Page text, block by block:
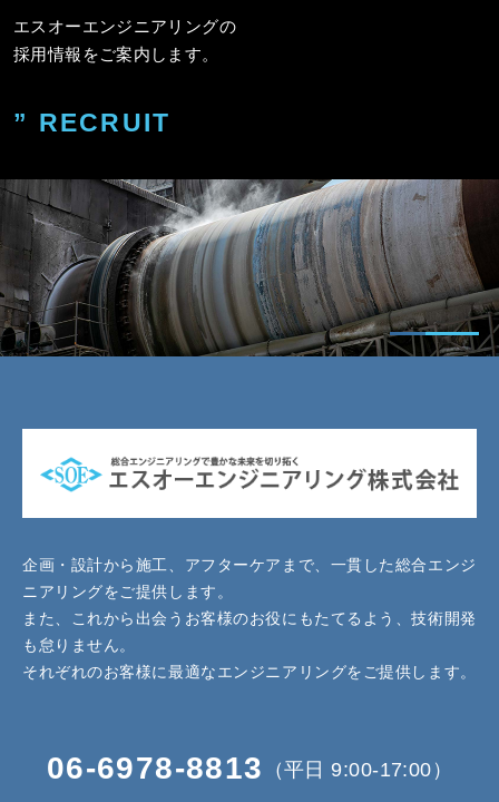
エスオーエンジニアリングの
採用情報をご案内します。
” RECRUIT
企画・設計から施工、アフターケアまで、一貫した総合エンジ
ニアリングをご提供します。
また、これから出会うお客様のお役にもたてるよう、技術開発
も怠りません。
それぞれのお客様に最適なエンジニアリングをご提供します。
06-6978-8813 （平日 9:00-17:00）